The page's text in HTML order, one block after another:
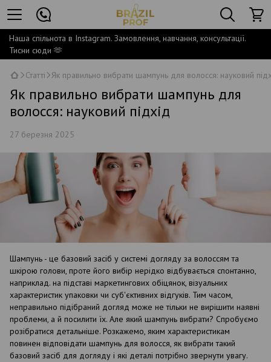
Наша спільнота в Instagram. Замовлення, навчання, консультації.
Тисни сюди 🫶
Статті Як правильно вибрати шампунь для волосся: науковий
Як правильно вибрати шампунь для
волосся: науковий підхід
27 березня 2025
Шампунь - це базовий засіб у системі догляду за волоссям та
шкірою голови, проте його вибір нерідко відбувається спонтанно,
наприклад. на підставі маркетингових обіцянок, візуальних
характеристик упаковки чи суб'єктивних відгуків. Тим часом,
неправильно підібраний догляд може не тільки не вирішити наявні
проблеми, а й посилити їх. Але який шампунь вибрати? Спробуємо
розібратися детальніше. Розкажемо, яким характеристикам
повинен відповідати шампунь для волосся, як вибрати такий
базовий засіб для догляду і які деталі потрібно звернути увагу.